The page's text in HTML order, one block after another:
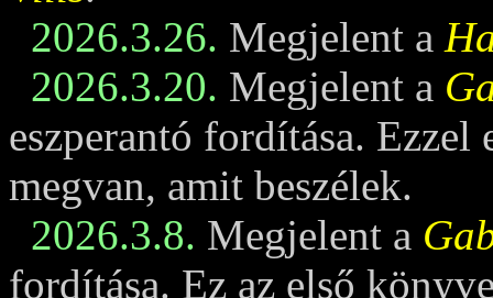
2026.3.26. Megjelent a
2026.3.20. Megjelent a
eszperantó fordítása. Ezzel
megvan, amit beszélek.
2026.3.8. Megjelent a
fordítása. Ez az első